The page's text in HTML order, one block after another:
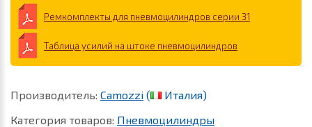
Ремкомплекты для пневмоцилиндров серии 31
Таблица усилий на штоке пневмоцилиндров
Производитель: Camozzi (
Италия)
Категория товаров: Пневмоцилиндры